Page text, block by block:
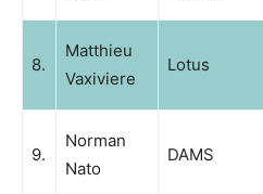
8.
Matthieu
Vaxiviere
Lotus
9.
Norman
Nato
DAMS